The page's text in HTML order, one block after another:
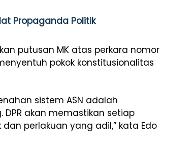
Propaganda Politik
putusan MK atas perkara nomor
pokok konstitusionalitas
sistem ASN adalah
akan memastikan setiap
perlakuan yang adil,” kata Edo